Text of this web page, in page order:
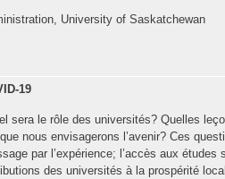
University of Saskatchewan
19
sera le rôle des universités? Quelles
nous envisagerons l’avenir? Ces
par l’expérience; l’accès aux études
des universités à la prospérité